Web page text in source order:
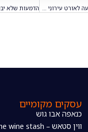
עסקים מקומיים
כנאפה אבו גוש
ווין סטאש – The wine stash